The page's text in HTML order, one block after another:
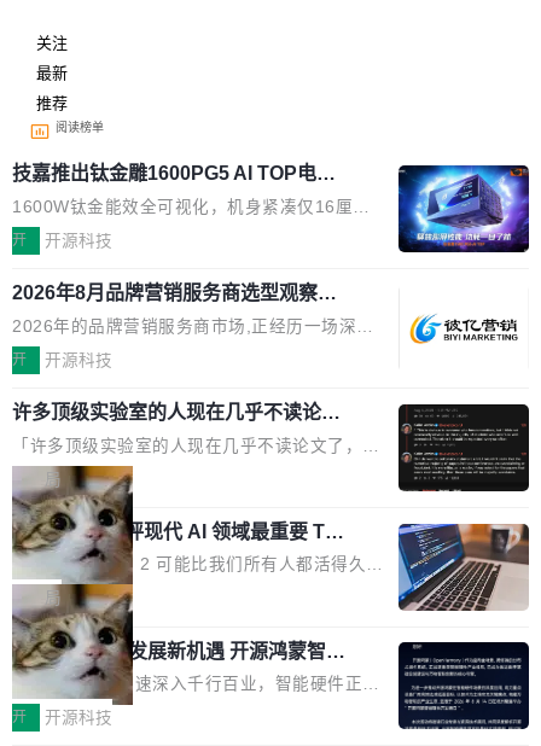
关注
最新
推荐
阅读榜单
技嘉推出钛金雕1600PG5 AI TOP电
源：为发烧级主机与本地AI算力打造旗
舰供电方案
1600W钛金能效全可视化，机身紧凑仅16厘米
继2026台北电脑展首度亮相后，技嘉科技近日正
电源专为发烧级DIY主机与本地AI算力平台打
造，整机长度仅16厘米，提供1600W额定功率
与80PLUS钛金能效；支持ATX 3.1与PCIe 5.1
实时LCD监控屏，可充分满足当下高阶PC主机
的严苛使用需求。 澎湃功率，紧凑机身 钛金雕1
600PG5 AI TOP具备强悍输出功率，同时实现
机身尺寸大幅精简。整机长度仅16厘米，属于同
功率段机身尺寸十分紧凑的1600W电源产品。小
巧机身有效提升市面主流标准A...
开 开源科技
2026年8月品牌营销服务商选型观察：
从流量思维到品牌资产思维的范式转移
2026年的品牌营销服务商市场,正经历一场深刻
的价值重构。全球全案品牌代理机构市场从2025
复合增长率达5.44%,预计2032年将突破120亿美
元。数字广告与公共关系相关服务市场更是从20
25年的8463亿美元扩张至2026年的8763亿美
元。数字的背后是一个清晰的事实——品牌对专
业化营销服务的需求从未如此迫切。 但市场扩容
的同时,服务商的竞争逻辑正在改变。2026年Top
Agency年度合辑的观察指出,“产品”这个离消费
者最近的载体,在整个品牌营销层面的权重显著变
高了。全域营销服务商的竞争正在从规模转向深
度,案例厚度、全域覆盖、多线协同...
开 开源科技
许多顶级实验室的人现在几乎不读论文
了
「许多顶级实验室的人现在几乎不读论文了，而
且他们认为 ICLR/ICML/NeurIPS 充斥着大量过
度宣传和欺诈。」 OpenAI 研究员 Keller Jorda
n 这条推文引发了广泛讨论。他不是在说风凉
话，他是说出了一个圈内人尽皆知但很少公开捅
破的事实。 Jordan 随后补充了一句软化声明：
「我不认为这些会议上大部分论文都在过度宣传
或造假。问题是，作为读者，如果你筛选出那些
看起来最令人兴奋的论文，那它们大部分都是过
度宣传的。」 这才是真正的痛点。不是所有论文
都有问题，是最吸引眼球的那批论文最有问题。
局
xAI 前工程师评现代 AI 领域最重要 Top
3 开源项目
Flash Attention 2 可能比我们所有人都活得久。
这句话不是来自某个技术博客，而是出自 Hieu
Pham 的一条推文。Hieu Pham 是谁？他是 xAI
的早期工程师之一，在 Grok 训练基础设施团队
工作过。近日他在 X 上发了一条帖子，列出了他
认为现代 AI 领域最重要的三个开源项目。 第一
局
共商智能硬件发展新机遇 开源鸿蒙智能
硬件开发者日杭州站即将举行
随着万物智联加速深入千行百业，智能硬件正从
单点设备迈向智能化、网联化、协同化发展。作
开 开源科技